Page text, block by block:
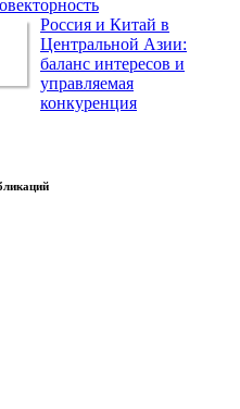
Россия и Китай в
Центральной Азии:
баланс интересов и
управляемая
конкуренция